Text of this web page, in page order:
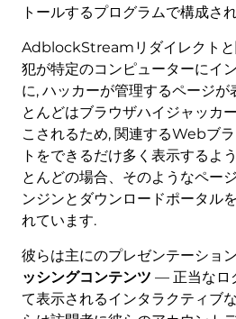
トールするプログラムで構成さ
AdblockStreamリダイレクトと
犯が特定のコンピューターにイ
に, ハッカーが管理するページが
とんどはブラウザハイジャッカ
こされるため, 関連するWebブ
トをできるだけ多く表示するよ
とんどの場合、そのようなペー
ンジンとダウンロードポータル
れています.
彼らは主にのプレゼンテーショ
ッシングコンテンツ — 正当なロ
て表示されるインタラクティブ